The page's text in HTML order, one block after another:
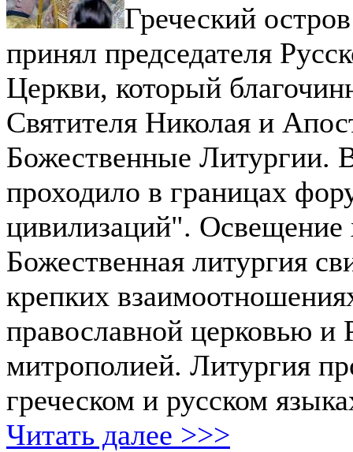
Греческий
принял председателя
Церкви, который
Святителя Николая и
Божественные Литургии.
проходило в границах
цивилизаций". Освещение
Божественная литургия
крепких
православной церковью и
митрополией. Литургия
греческом и русском
Читать далее >>>